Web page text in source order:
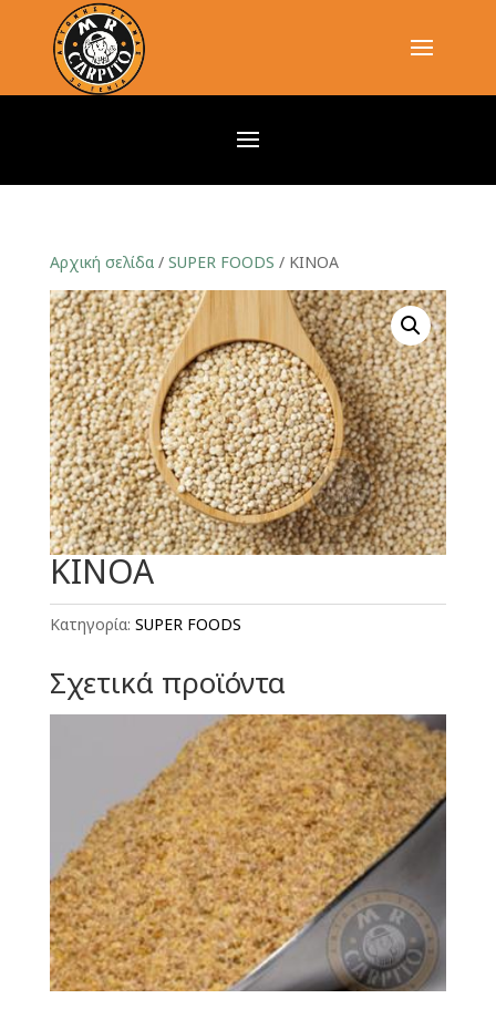
Αρχική σελίδα/ SUPER FOODS / ΚΙΝΟΑ
ΚΙΝΟΑ
Κατηγορία: SUPER FOODS
Σχετικά προϊόντα